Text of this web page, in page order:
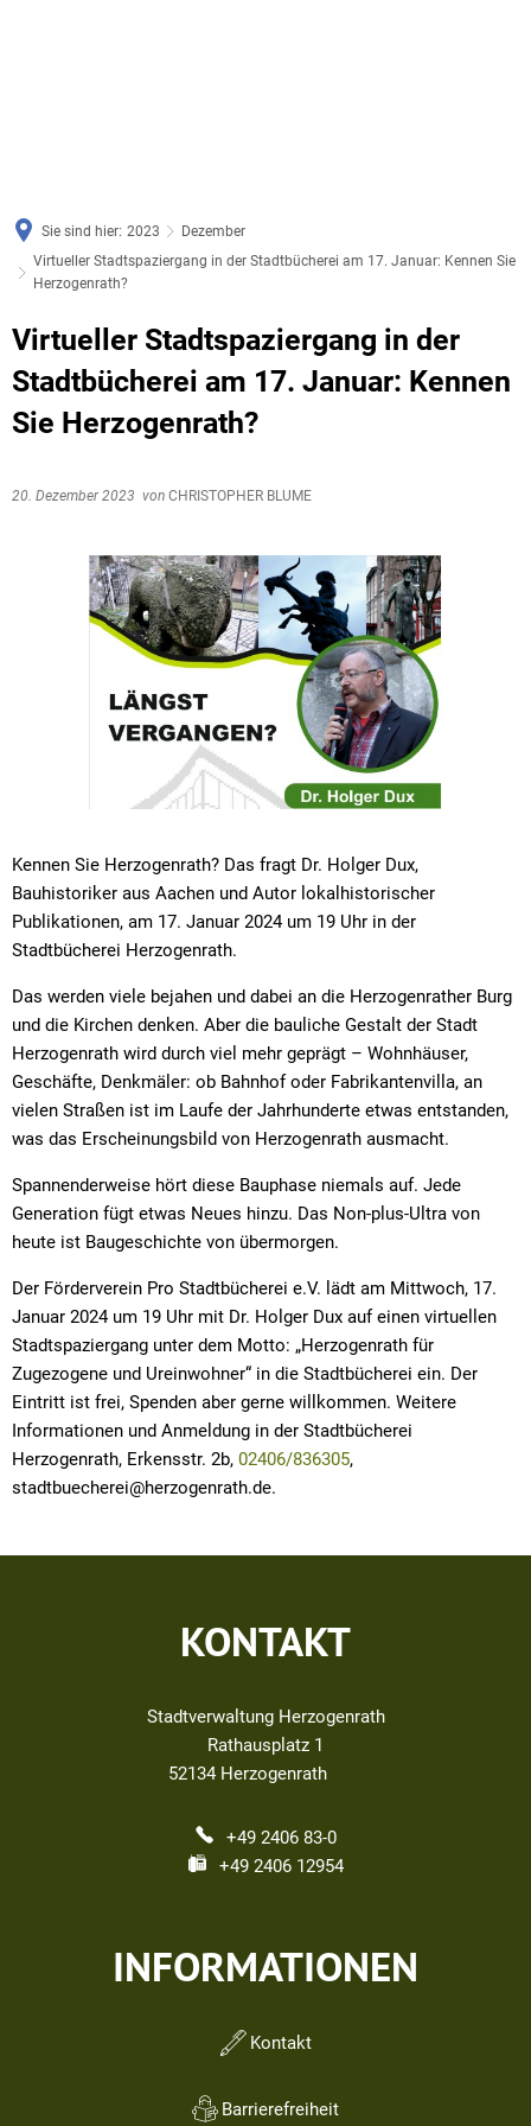
Sie sind hier: 2023
Dezember
Virtueller Stadtspaziergang in der Stadtbücherei am 17. Januar: Kennen Sie
Herzogenrath?
Virtueller Stadtspaziergang in der
Stadtbücherei am 17. Januar: Kennen
Sie Herzogenrath?
20. Dezember 2023 von CHRISTOPHER BLUME
Kennen Sie Herzogenrath? Das fragt Dr. Holger Dux,
Bauhistoriker aus Aachen und Autor lokalhistorischer
Publikationen, am 17. Januar 2024 um 19 Uhr in der
Stadtbücherei Herzogenrath.
Das werden viele bejahen und dabei an die Herzogenrather Burg
und die Kirchen denken. Aber die bauliche Gestalt der Stadt
Herzogenrath wird durch viel mehr geprägt – Wohnhäuser,
Geschäfte, Denkmäler: ob Bahnhof oder Fabrikantenvilla, an
vielen Straßen ist im Laufe der Jahrhunderte etwas entstanden,
was das Erscheinungsbild von Herzogenrath ausmacht.
Spannenderweise hört diese Bauphase niemals auf. Jede
Generation fügt etwas Neues hinzu. Das Non-plus-Ultra von
heute ist Baugeschichte von übermorgen.
Der Förderverein Pro Stadtbücherei e.V. lädt am Mittwoch, 17.
Januar 2024 um 19 Uhr mit Dr. Holger Dux auf einen virtuellen
Stadtspaziergang unter dem Motto: „Herzogenrath für
Zugezogene und Ureinwohner“ in die Stadtbücherei ein. Der
Eintritt ist frei, Spenden aber gerne willkommen. Weitere
Informationen und Anmeldung in der Stadtbücherei
Herzogenrath, Erkensstr. 2b, 02406/836305,
stadtbuecherei@herzogenrath.de.
KONTAKT
Stadtverwaltung Herzogenrath
Rathausplatz 1
52134 Herzogenrath
+49 2406 83-0
+49 2406 12954
INFORMATIONEN
Kontakt
Barrierefreiheit